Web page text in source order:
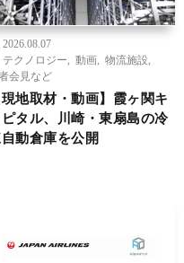
2026.08.07
テクノロジー
動画 物流施設
会見など
現地取材・動画】霞ヶ関キ
ピタル、川崎・東扇島の冷
動倉庫を公開